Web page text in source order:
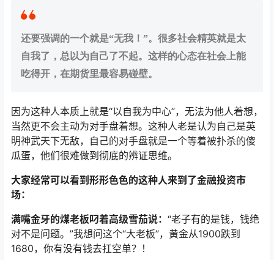
还要强调的一个就是“无我！”。很多社会精英就是太
自我了，总以为自己了不起。这样的心态在社会上能
吃得开，在期货里最容易碰壁。
因为这种人本质上就是“以自我为中心”，无法为他人着想，
当然更不会主动为对手盘着想。这种人老是认为自己是英
明神武天下无敌，自己的对手盘就是一个等着被扑杀的傻
瓜蛋，他们很难做到彻底的辨证思维。
大家经常可以看到形形色色的这种人来到了金融投资市
场：
满嘴金牙的煤老板叼着高级雪茄说： “老子有的是钱，钱绝
对不是问题。”我想问这个“大老板”，黄金从1900跌到
1680，你有没有钱去扛空单？！